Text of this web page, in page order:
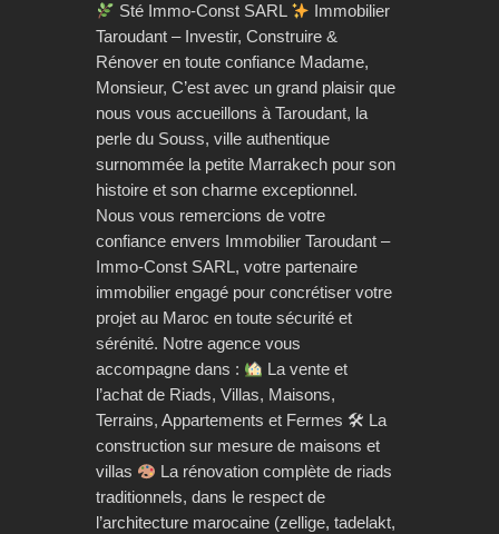
Sté Immo-Const SARL
Immobilier
Taroudant – Investir, Construire &
Rénover en toute confiance Madame,
Monsieur, C’est avec un grand plaisir que
nous vous accueillons à Taroudant, la
perle du Souss, ville authentique
surnommée la petite Marrakech pour son
histoire et son charme exceptionnel.
Nous vous remercions de votre
confiance envers Immobilier Taroudant –
Immo-Const SARL, votre partenaire
immobilier engagé pour concrétiser votre
projet au Maroc en toute sécurité et
sérénité. Notre agence vous
accompagne dans :
La vente et
l’achat de Riads, Villas, Maisons,
Terrains, Appartements et Fermes 🛠 La
construction sur mesure de maisons et
villas
La rénovation complète de riads
traditionnels, dans le respect de
l’architecture marocaine (zellige, tadelakt,